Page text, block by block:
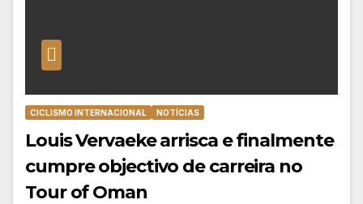
CICLISMO INTERNACIONAL NOTÍCIAS
Louis Vervaeke arrisca e finalmente
cumpre objectivo de carreira no
Tour of Oman